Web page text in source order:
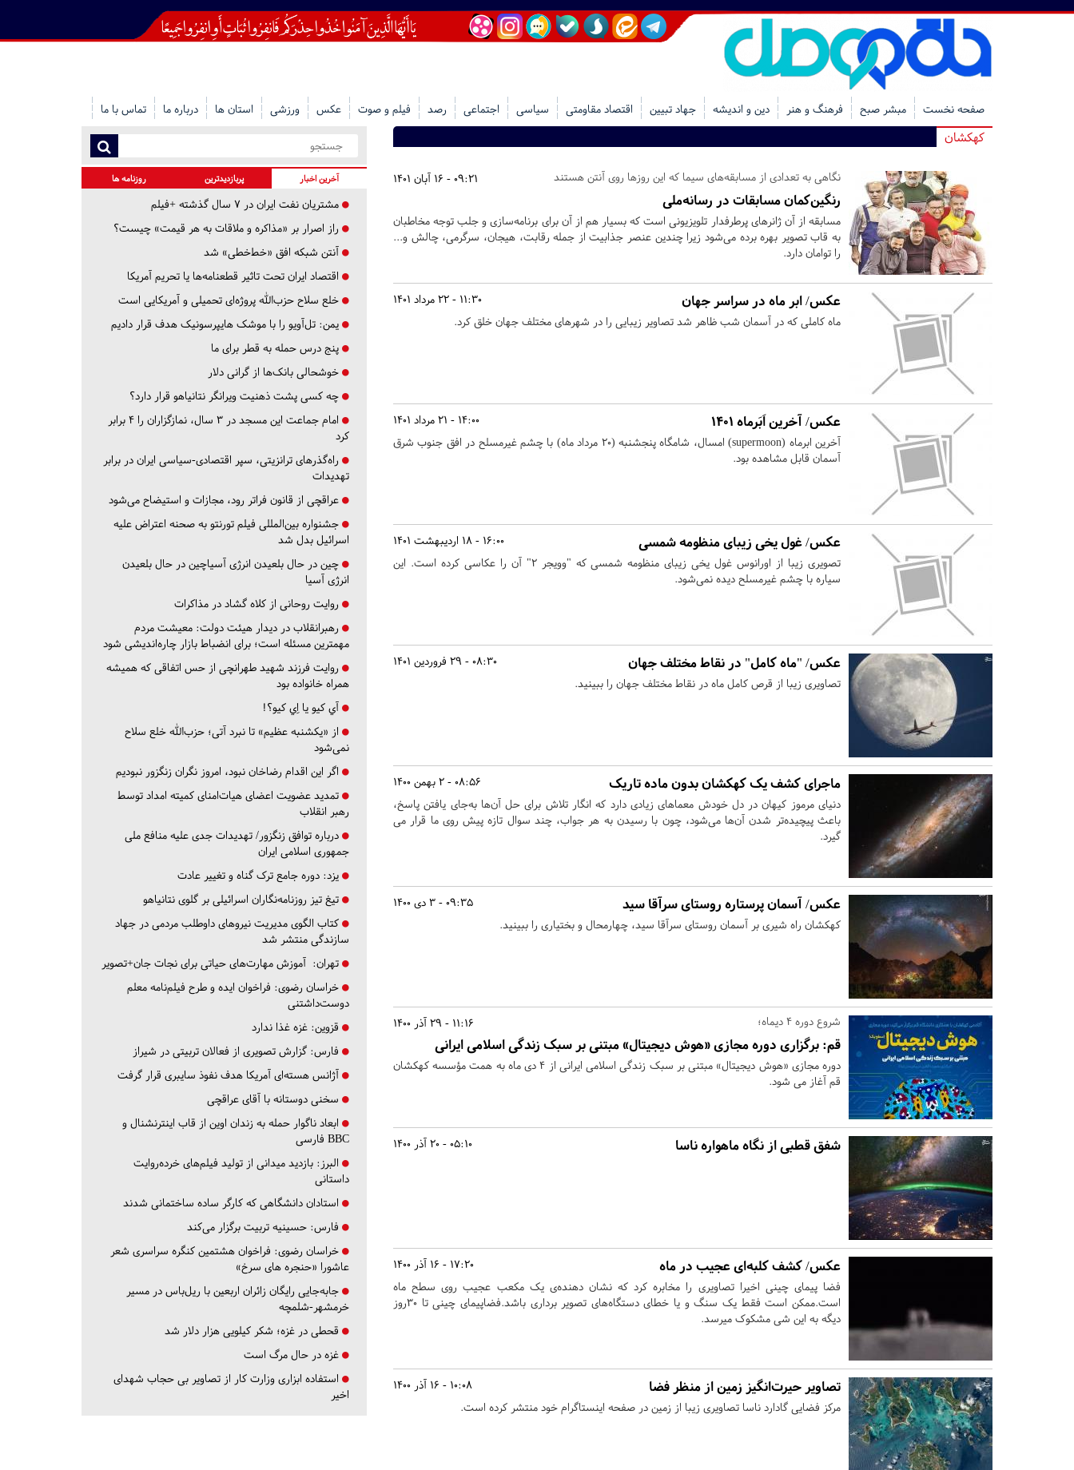
صفحه نخست مبشر صبح فرهنگ و هنر دین و اندیشه جهاد تبیین اقتصاد مقاومتی سیاسی اجتماعی رصد فیلم و صوت عکس ورزشی استان ها درباره ما تماس با ما
کهکشان
09:21 - 16 آبان 1401 نگاهی به تعدادی از مسابقه‌های سیما که این روزها روی آنتن هستند
رنگین‌کمان مسابقات در رسانه‌ملی
مسابقه از آن ژانرهای پرطرفدار تلویزیونی است که بسیار هم از آن برای برنامه‌سازی و جلب توجه مخاطبان
به قاب تصویر بهره برده می‌شود زیرا چندین عنصر جذابیت از جمله رقابت، هیجان، سرگرمی، چالش و...
را توامان دارد.
11:30 - 22 مرداد 1401 عکس/ ابر ماه در سراسر جهان
ماه کاملی که در آسمان شب ظاهر شد تصاویر زیبایی را در شهرهای مختلف جهان خلق کرد.
14:00 - 21 مرداد 1401 عکس/ آخرین اَبَرماه ۱۴۰۱
آخرین ابرماه (supermoon) امسال، شامگاه پنجشنبه (۲۰ مرداد ماه) با چشم غیرمسلح در افق جنوب شرق
آسمان قابل مشاهده بود.
16:00 - 18 اردیبهشت 1401 عکس/ غول یخی زیبای منظومه شمسی
تصویری زیبا از اورانوس غول یخی زیبای منظومه شمسی که "وویجر ۲" آن را عکاسی کرده است. این
سیاره با چشم غیرمسلح دیده نمی‌شود.
08:30 - 29 فروردین 1401 عکس/ "ماه کامل" در نقاط مختلف جهان
تصاویری زیبا از قرص کامل ماه در نقاط مختلف جهان را ببینید.
08:56 - 2 بهمن 1400 ماجرای کشف یک کهکشان بدون ماده تاریک
دنیای مرموز کیهان در دل خودش معماهای زیادی دارد که انگار تلاش برای حل آن‌ها به‌جای یافتن پاسخ،
باعث پیچیده‌تر شدن آن‌ها می‌شود، چون با رسیدن به هر جواب، چند سوال تازه پیش روی ما قرار می
گیرد.
09:35 - 3 دی 1400 عکس/ آسمان پرستاره روستای سرآقا سید
کهکشان راه شیری بر آسمان روستای سرآقا سید، چهارمحال و بختیاری را ببینید.
11:16 - 29 آذر 1400 شروع دوره 4 دیماه؛
قم: برگزاری دوره مجازی «هوش دیجیتال» مبتنی بر سبک زندگی اسلامی ایرانی
دوره مجازی «هوش دیجیتال» مبتنی بر سبک زندگی اسلامی ایرانی از 4 دی ماه به همت مؤسسه کهکشان
قم آغاز می شود.
05:10 - 20 آذر 1400 شفق قطبی از نگاه ماهواره ناسا
17:20 - 16 آذر 1400 عکس/ کشف کلبه‌ای‌ عجیب ‌در ماه
فضا پیمای چینی اخیرا تصاویری را مخابره کرد که نشان دهنده‌ی یک مکعب عجیب ‌روی سطح ماه
است.ممکن است فقط یک سنگ و یا خطای دستگاه‌های ‌تصویر برداری باشد.فضاپیمای چینی تا ۳۰‌روز
دیگه به این شی مشکوک میرسد.
10:08 - 16 آذر 1400 تصاویر حیرت‌انگیز زمین از منظر فضا
مرکز فضایی گادارد ناسا تصاویری زیبا از زمین در صفحه اینستاگرام خود منتشر کرده است.
آخرین اخبار پربازدیدترین روزنامه ها
مشتریان نفت ایران در ۷ سال گذشته +فیلم
راز اصرار بر «مذاکره و ملاقات به هر قیمت» چیست؟
آنتن شبکه افق «خط‌خطی» شد
اقتصاد ایران تحت تاثیر قطعنامه‌ها یا تحریم‌ آمریکا
خلع سلاح حزب‌الله پروژه‌ای تحمیلی و آمریکایی است
یمن: تل‌آویو را با موشک هایپرسونیک هدف قرار دادیم
پنج درس‌ حمله به قطر برای ما
خوشحالی بانک‌ها از گرانی دلار
چه کسی پشت ذهنیت ویرانگر نتانیاهو قرار دارد؟
امام جماعت این مسجد در ۳ سال، نمازگزاران را ۴ برابر
کرد
راه‌گذرهای ترانزیتی، سپر اقتصادی-سیاسی ایران در برابر
تهدیدات
عراقچی از قانون فراتر رود، مجازات و استیضاح می‌شود
جشنواره بین‌المللی فیلم تورنتو به صحنه اعتراض علیه
اسرائیل بدل شد
چین در حال بلعیدن انرژی آسیاچین در حال بلعیدن
انرژی آسیا
روایت روحانی از کلاه گشاد در مذاکرات
رهبرانقلاب در دیدار هیئت دولت: معیشت مردم
مهمترین مسئله است؛ برای انضباط بازار چاره‌اندیشی شود
روایت فرزند شهید طهرانچی از حس اتفاقی که همیشه
همراه خانواده بود
آي كيو يا اِي كيو؟!
از «یکشنبه عظیم» تا نبرد آتی؛ حزب‌الله خلع سلاح
نمی‌شود
اگر این اقدام رضاخان نبود، امروز نگران زنگزور نبودیم
تمدید عضویت اعضای هیات‌امنای کمیته امداد توسط
رهبر انقلاب
درباره توافق زنگزور/ تهدیدات جدی علیه منافع ملی
جمهوری اسلامی ایران
یزد: دوره جامع ترک گناه و تغییر عادت
تیغ تیز روزنامه‌نگاران اسرائیلی بر گلوی نتانیاهو
کتاب الگوی مدیریت نیروهای داوطلب مردمی در جهاد
سازندگی منتشر شد
تهران: آموزش مهارت‌های حیاتی برای نجات جان+تصویر
خراسان رضوی: فراخوان ایده و طرح فیلم‌نامه معلم
دوست‌داشتنی
قزوین: غزه غذا ندارد
فارس: گزارش تصویری از فعالان تربیتی در شیراز
آژانس هسته‌ای آمریکا هدف نفوذ سایبری قرار گرفت
سخنی دوستانه با آقای عراقچی
ابعاد ناگوار حمله به زندان اوین از قاب اینترنشنال و
BBC فارسی
البرز: بازدید میدانی از تولید فیلم‌های خرده‌روایت
داستانی
استادان دانشگاهی که کارگر ساده ساختمانی شدند
فارس: حسینیه تربیت برگزار می‌کند
خراسان رضوی: فراخوان هشتمین کنگره سراسری شعر
عاشورا «حنجره های سرخ»
جابه‌جایی رایگان زائران اربعین با ریل‌باس در مسیر
خرمشهر-شلمچه
قحطی در غزه؛ شکر کیلویی هزار دلار شد
غزه در حال مرگ است
استفاده ابزاری وزارت کار از تصاویر بی حجاب شهدای
اخیر